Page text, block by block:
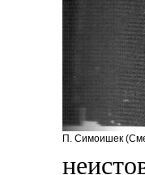
П. Симоишек